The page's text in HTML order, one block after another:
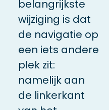
belangrijkste
wijziging is dat
de navigatie op
een iets andere
plek zit:
namelijk aan
de linkerkant